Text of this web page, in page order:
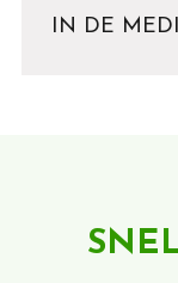
IN DE